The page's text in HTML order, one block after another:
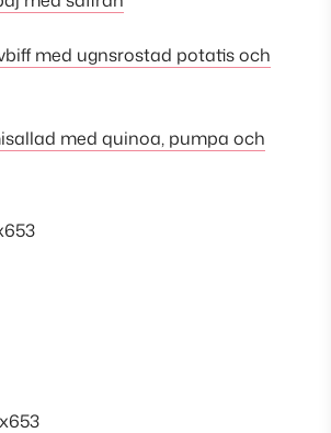
med ugnsrostad potatis och
med quinoa, pumpa och